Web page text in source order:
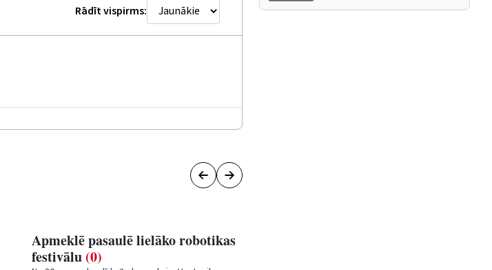
Rādīt vispirms:
Apmeklē pasaulē lielāko robotikas
festivālu (0)